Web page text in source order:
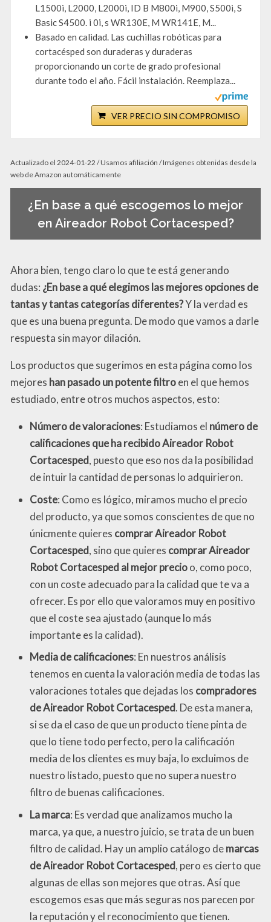
L1500i, L2000, L2000i, ID B M800i, M900, S500i, S
Basic S4500. i 0i, s WR130E, M WR141E, M...
Basado en calidad. Las cuchillas robóticas para
cortacésped son duraderas y duraderas
proporcionando un corte de grado profesional
durante todo el año. Fácil instalación. Reemplaza...
VER PRECIO SIN COMPROMISO
Actualizado el 2024-01-22 / Usamos afiliación / Imágenes obtenidas desde la
web de Amazon automáticamente
¿En base a qué escogemos lo mejor
en Aireador Robot Cortacesped?
Ahora bien, tengo claro lo que te está generando
dudas: ¿En base a qué elegimos las mejores opciones de
tantas y tantas categorías diferentes?Y la verdad es
que es una buena pregunta. De modo que vamos a darle
respuesta sin mayor dilación.
Los productos que sugerimos en esta página como los
mejores han pasado un potente filtroen el que hemos
estudiado, entre otros muchos aspectos, esto:
Número de valoraciones: Estudiamos el número de
calificaciones que ha recibido Aireador Robot
Cortacesped, puesto que eso nos da la posibilidad
de intuir la cantidad de personas lo adquirieron.
Coste: Como es lógico, miramos mucho el precio
del producto, ya que somos conscientes de que no
únicmente quieres comprar Aireador Robot
Cortacesped, sino que quieres comprar Aireador
Robot Cortacesped al mejor precioo, como poco,
con un coste adecuado para la calidad que te va a
ofrecer. Es por ello que valoramos muy en positivo
que el coste sea ajustado (aunque lo más
importante es la calidad).
Media de calificaciones: En nuestros análisis
tenemos en cuenta la valoración media de todas las
valoraciones totales que dejadas los compradores
de Aireador Robot Cortacesped. De esta manera,
si se da el caso de que un producto tiene pinta de
que lo tiene todo perfecto, pero la calificación
media de los clientes es muy baja, lo excluimos de
nuestro listado, puesto que no supera nuestro
filtro de buenas calificaciones.
La marca: Es verdad que analizamos mucho la
marca, ya que, a nuestro juicio, se trata de un buen
filtro de calidad. Hay un amplio catálogo demarcas
de Aireador Robot Cortacesped, pero es cierto que
algunas de ellas son mejores que otras. Así que
escogemos esas que más seguras nos parecen por
la reputación y el reconocimiento que tienen.